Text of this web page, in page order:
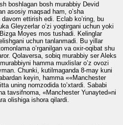
boshlagan bosh murabbiy Devid
asosiy maqsad ham, o’sha
ettirish edi. Eclab ko’ring, bu
Gleyzerlar o’zi yoqtirgani uchun yoki
Moyes mos tushadi. Kelinglar
uchun tanlanmadi. Bu yillar
o’rganilgan va oxir-oqibat shu
Qolaversa, sobiq murabbiy ser Aleks
hamma muxlislar o’z ovozi
Chunki, kutilmaganda 8-may kuni
keyin, hamma ««Manchester
uning nomzodida to’xtardi. Sababi
tavsifnoma, «Manchester Yunayted»ni
olishiga ishora qilardi.